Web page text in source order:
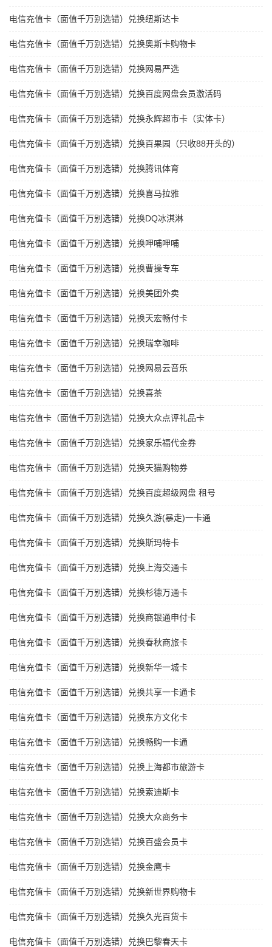
电信充值卡（面值千万别选错）兑换纽斯达卡
电信充值卡（面值千万别选错）兑换奥斯卡购物卡
电信充值卡（面值千万别选错）兑换网易严选
电信充值卡（面值千万别选错）兑换百度网盘会员激活码
电信充值卡（面值千万别选错）兑换永辉超市卡（实体卡）
电信充值卡（面值千万别选错）兑换百果园（只收88开头的）
电信充值卡（面值千万别选错）兑换腾讯体育
电信充值卡（面值千万别选错）兑换喜马拉雅
电信充值卡（面值千万别选错）兑换DQ冰淇淋
电信充值卡（面值千万别选错）兑换呷哺呷哺
电信充值卡（面值千万别选错）兑换曹操专车
电信充值卡（面值千万别选错）兑换美团外卖
电信充值卡（面值千万别选错）兑换天宏畅付卡
电信充值卡（面值千万别选错）兑换瑞幸咖啡
电信充值卡（面值千万别选错）兑换网易云音乐
电信充值卡（面值千万别选错）兑换喜茶
电信充值卡（面值千万别选错）兑换大众点评礼品卡
电信充值卡（面值千万别选错）兑换家乐福代金券
电信充值卡（面值千万别选错）兑换天猫购物券
电信充值卡（面值千万别选错）兑换百度超级网盘 租号
电信充值卡（面值千万别选错）兑换久游(暴走)一卡通
电信充值卡（面值千万别选错）兑换斯玛特卡
电信充值卡（面值千万别选错）兑换上海交通卡
电信充值卡（面值千万别选错）兑换杉德万通卡
电信充值卡（面值千万别选错）兑换商银通申付卡
电信充值卡（面值千万别选错）兑换春秋商旅卡
电信充值卡（面值千万别选错）兑换新华一城卡
电信充值卡（面值千万别选错）兑换共享一卡通卡
电信充值卡（面值千万别选错）兑换东方文化卡
电信充值卡（面值千万别选错）兑换畅购一卡通
电信充值卡（面值千万别选错）兑换上海都市旅游卡
电信充值卡（面值千万别选错）兑换索迪斯卡
电信充值卡（面值千万别选错）兑换大众商务卡
电信充值卡（面值千万别选错）兑换百盛会员卡
电信充值卡（面值千万别选错）兑换金鹰卡
电信充值卡（面值千万别选错）兑换新世界购物卡
电信充值卡（面值千万别选错）兑换久光百货卡
电信充值卡（面值千万别选错）兑换巴黎春天卡